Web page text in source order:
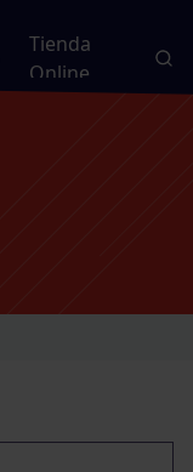
Tienda
Online